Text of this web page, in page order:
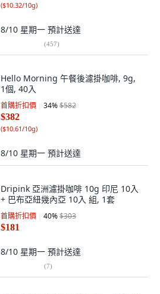
($10.32/10g)
8/10 星期一 預計送達
(457)
Hello Morning 午餐後濾掛咖啡, 9g,
1個, 40入
首購折扣價 34%$582
$382
($10.61/10g)
8/10 星期一 預計送達
Dripink 亞洲濾掛咖啡 10g 印尼 10入
+ 巴布亞紐幾內亞 10入 組, 1套
首購折扣價 40%$303
$181
8/10 星期一 預計送達
(7)